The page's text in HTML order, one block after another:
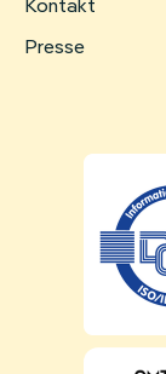
Navigation
Kontakt
Presse